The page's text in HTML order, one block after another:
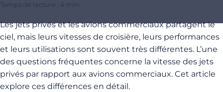
Temps de lecture : 4 min
Les jets privés et les avions commerciaux partagent le
ciel, mais leurs vitesses de croisière, leurs performances
et leurs utilisations sont souvent très différentes. L’une
des questions fréquentes concerne la vitesse des jets
privés par rapport aux avions commerciaux. Cet article
explore ces différences en détail.